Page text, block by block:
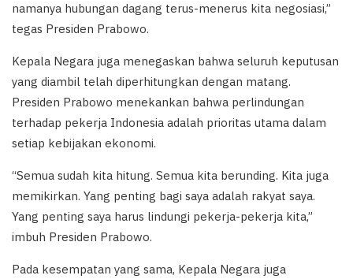
namanya hubungan dagang terus-menerus kita negosiasi,”
tegas Presiden Prabowo.
Kepala Negara juga menegaskan bahwa seluruh keputusan
yang diambil telah diperhitungkan dengan matang.
Presiden Prabowo menekankan bahwa perlindungan
terhadap pekerja Indonesia adalah prioritas utama dalam
setiap kebijakan ekonomi.
“Semua sudah kita hitung. Semua kita berunding. Kita juga
memikirkan. Yang penting bagi saya adalah rakyat saya.
Yang penting saya harus lindungi pekerja-pekerja kita,”
imbuh Presiden Prabowo.
Pada kesempatan yang sama, Kepala Negara juga